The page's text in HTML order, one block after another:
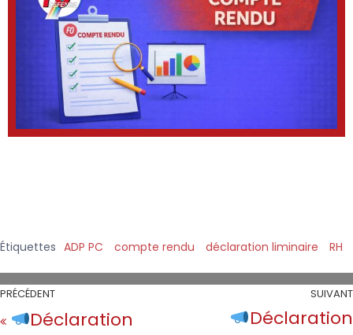
Étiquettes ADP PC compte rendu déclaration liminaire RH
PRÉCÉDENT
Déclaration
SUIVANT
Déclaration